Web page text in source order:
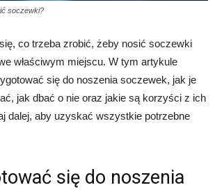
soczewki?
co trzeba zrobić, żeby nosić soczewki
właściwym miejscu. W tym artykule
się do noszenia soczewek, jak je
jak dbać o nie oraz jakie są korzyści z ich
dalej, aby uzyskać wszystkie potrzebne
się do noszenia